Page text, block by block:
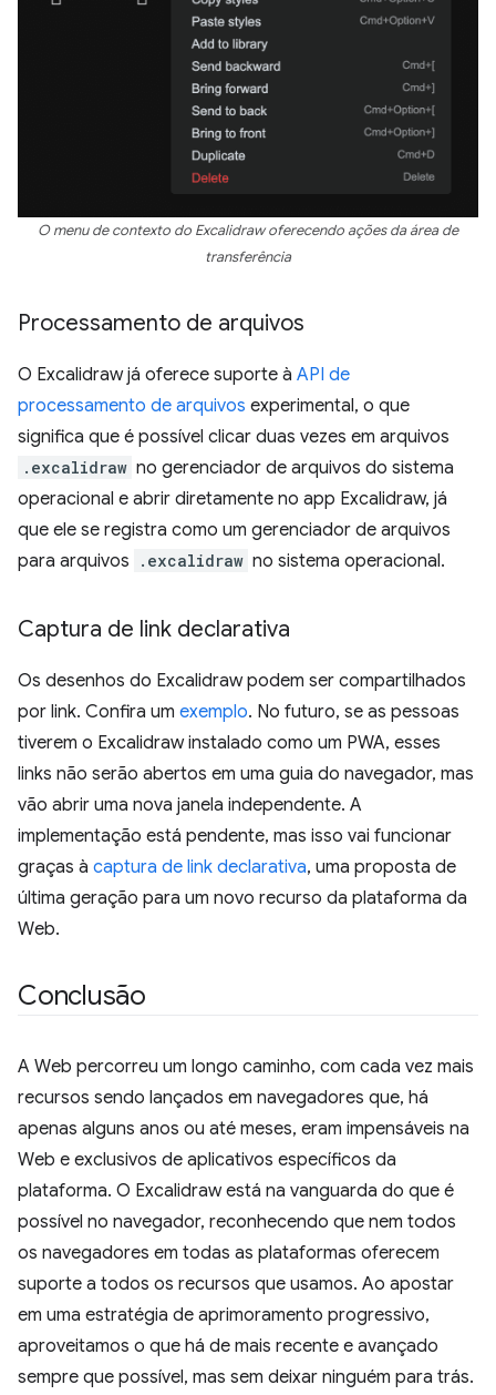
O menu de contexto do Excalidraw oferecendo ações da área de
transferência
Processamento de arquivos
O Excalidraw já oferece suporte à API de
processamento de arquivos experimental, o que
significa que é possível clicar duas vezes em arquivos
.excalidraw no gerenciador de arquivos do sistema
operacional e abrir diretamente no app Excalidraw, já
que ele se registra como um gerenciador de arquivos
para arquivos
.excalidraw no sistema operacional.
Captura de link declarativa
Os desenhos do Excalidraw podem ser compartilhados
por link. Confira um exemplo. No futuro, se as pessoas
tiverem o Excalidraw instalado como um PWA, esses
links não serão abertos em uma guia do navegador, mas
vão abrir uma nova janela independente. A
implementação está pendente, mas isso vai funcionar
graças à captura de link declarativa, uma proposta de
última geração para um novo recurso da plataforma da
Web.
Conclusão
A Web percorreu um longo caminho, com cada vez mais
recursos sendo lançados em navegadores que, há
apenas alguns anos ou até meses, eram impensáveis na
Web e exclusivos de aplicativos específicos da
plataforma. O Excalidraw está na vanguarda do que é
possível no navegador, reconhecendo que nem todos
os navegadores em todas as plataformas oferecem
suporte a todos os recursos que usamos. Ao apostar
em uma estratégia de aprimoramento progressivo,
aproveitamos o que há de mais recente e avançado
sempre que possível, mas sem deixar ninguém para trás.